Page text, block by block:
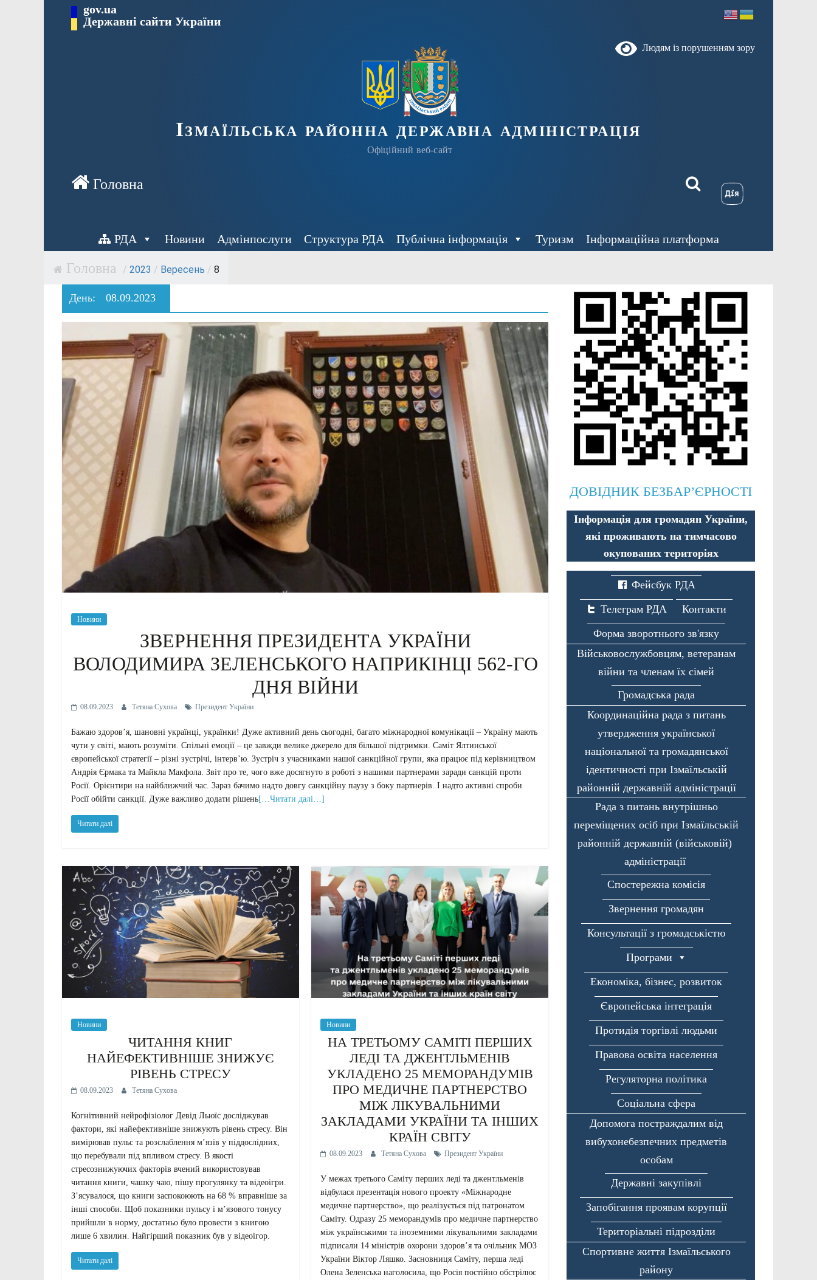
gov.ua
Державні сайти України
Людям із порушенням зору
Ізмаїльська районна державна адміністрація
Офіційний веб-сайт
РДА Новини Адмінпослуги Структура РДА Публічна інформація Туризм Інформаційна платформа
/ 2023 / Вересень / 8
День: 08.09.2023
Новини
ЗВЕРНЕННЯ ПРЕЗИДЕНТА УКРАЇНИ
ВОЛОДИМИРА ЗЕЛЕНСЬКОГО НАПРИКІНЦІ 562-ГО
ДНЯ ВІЙНИ
08.09.2023 Тетяна Сухова Президент України
Бажаю здоров’я, шановні українці, українки! Дуже активний день сьогодні, багато міжнародної комунікації – Україну мають
чути у світі, мають розуміти. Спільні емоції – це завжди велике джерело для більшої підтримки. Саміт Ялтинської
європейської стратегії – різні зустрічі, інтерв’ю. Зустріч з учасниками нашої санкційної групи, яка працює під керівництвом
Андрія Єрмака та Майкла Макфола. Звіт про те, чого вже досягнуто в роботі з нашими партнерами заради санкцій проти
Росії. Орієнтири на найближчий час. Зараз бачимо надто довгу санкційну паузу з боку партнерів. І надто активні спроби
Росії обійти санкції. Дуже важливо додати рішень[…Читати далі…]
Читати далі
Новини
ЧИТАННЯ КНИГ
НАЙЕФЕКТИВНІШЕ ЗНИЖУЄ
РІВЕНЬ СТРЕСУ
08.09.2023 Тетяна Сухова
Когнітивний нейрофізіолог Девід Льюїс досліджував
фактори, які найефективніше знижують рівень стресу. Він
вимірював пульс та розслаблення м’язів у піддослідних,
що перебували під впливом стресу. В якості
стресознижуючих факторів вчений використовував
читання книги, чашку чаю, пішу прогулянку та відеоігри.
З’ясувалося, що книги заспокоюють на 68 % вправніше за
інші способи. Щоб показники пульсу і м’язового тонусу
прийшли в норму, достатньо було провести з книгою
лише 6 хвилин. Найгірший показник був у відеоігор.
Читати далі
Новини
НА ТРЕТЬОМУ САМІТІ ПЕРШИХ
ЛЕДІ ТА ДЖЕНТЛЬМЕНІВ
УКЛАДЕНО 25 МЕМОРАНДУМІВ
ПРО МЕДИЧНЕ ПАРТНЕРСТВО
МІЖ ЛІКУВАЛЬНИМИ
ЗАКЛАДАМИ УКРАЇНИ ТА ІНШИХ
КРАЇН СВІТУ
08.09.2023 Тетяна Сухова Президент України
У межах третього Саміту перших леді та джентльменів
відбулася презентація нового проекту «Міжнародне
медичне партнерство», що реалізується під патронатом
Саміту. Одразу 25 меморандумів про медичне партнерство
між українськими та іноземними лікувальними закладами
підписали 14 міністрів охорони здоров’я та очільник МОЗ
України Віктор Ляшко. Засновниця Саміту, перша леді
Олена Зеленська наголосила, що Росія постійно обстрілює
ДОВІДНИК БЕЗБАР’ЄРНОСТІ
Інформація для громадян України,
які проживають на тимчасово
окупованих територіях
Фейсбук РДА
Телеграм РДА
Контакти
Форма зворотнього зв'язку
Військовослужбовцям, ветеранам
війни та членам їх сімей
Громадська рада
Координаційна рада з питань
утвердження української
національної та громадянської
ідентичності при Ізмаїльській
районній державній адміністрації
Рада з питань внутрішньо
переміщених осіб при Ізмаїльській
районній державній (військовій)
адміністрації
Спостережна комісія
Звернення громадян
Консультації з громадськістю
Програми
Економіка, бізнес, розвиток
Європейська інтеграція
Протидія торгівлі людьми
Правова освіта населення
Регуляторна політика
Соціальна сфера
Допомога постраждалим від
вибухонебезпечних предметів
особам
Державні закупівлі
Запобігання проявам корупції
Територіальні підрозділи
Спортивне життя Ізмаїльського
району